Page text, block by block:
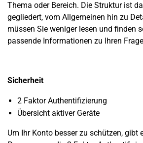
Thema oder Bereich. Die Struktur ist
gegliedert, vom Allgemeinen hin zu
müssen Sie weniger lesen und finden
passende Informationen zu Ihren
Sicherheit
2 Faktor Authentifizierung
Übersicht aktiver Geräte
Um Ihr Konto besser zu schützen, gibt